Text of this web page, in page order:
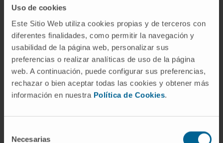
Uso de cookies
Este Sitio Web utiliza cookies propias y de terceros con
diferentes finalidades, como permitir la navegación y
usabilidad de la página web, personalizar sus
preferencias o realizar analíticas de uso de la página
web. A continuación, puede configurar sus preferencias,
rechazar o bien aceptar todas las cookies y obtener más
información en nuestra Política de Cookies.
Necesarias
denominación nosológica moderna. En la
literatura clínica se usan indistintamente.
¿Puede una mujer padecer esta
forma de agammaglobulinemia?
Es excepcional. Se han documentado casos
aislados en mujeres con inactivación sesgada
del cromosoma X, con anomalías
Pero en la práctica clínica, la enfermedad de